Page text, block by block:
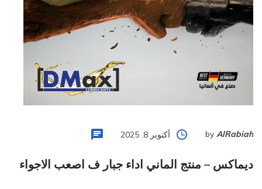
by AlRabiah أكتوبر 8, 2025
ديماكس – منتج الماني اداء جبار ف اصعب الاجواء